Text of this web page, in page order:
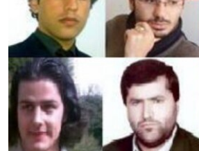
FOTOQALEREYA
İNFOQRAFIKA
KARIKATURA
OXU ZALI
AZƏRBAYCAN ƏDƏBIYYATI KITABXANASI
İSLAM VƏ DEMOKRATIYA
İZ - MƏDƏNIYYƏT PROQRAMI
HAQQIMIZDA
MISSIYAMIZ
PEŞƏ ETIKASI VƏ JURNALISTIKA
MATERIALLARIMIZDAN ISTIFADƏ
AZADLIQRADIOSU MOBIL TELEFONUNUZDA
BIZIMLƏ ƏLAQƏ
BIZI IZLƏ
RFE/RL-in bütün saytları